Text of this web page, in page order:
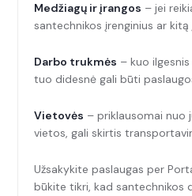
Medžiagų ir įrangos – jei
santechnikos įrenginius ar
Darbo trukmės – kuo
tuo didesnė gali būti
Vietovės – priklausomai nuo
vietos, gali skirtis
Užsakykite paslaugas per
būkite tikri, kad santechnikos